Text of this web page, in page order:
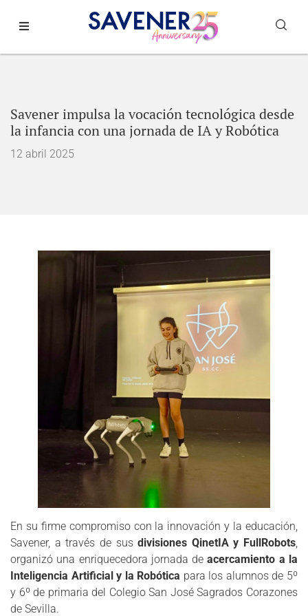
Savener impulsa la vocación tecnológica desde
la infancia con una jornada de IA y Robótica
12 abril 2025
En su firme compromiso con la innovación y la educación,
Savener, a través de susdivisiones QinetIA y FullRobots
organizó una enriquecedora jornada deacercamiento a la
Inteligencia Artificial y la Robótica para los alumnos de 5º
y 6º de primaria del Colegio San José Sagrados Corazones
de Sevilla.